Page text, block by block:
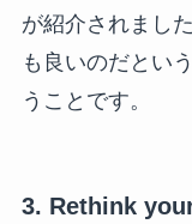
が紹介されまし
も良いのだとい
うことです。
3. Rethink